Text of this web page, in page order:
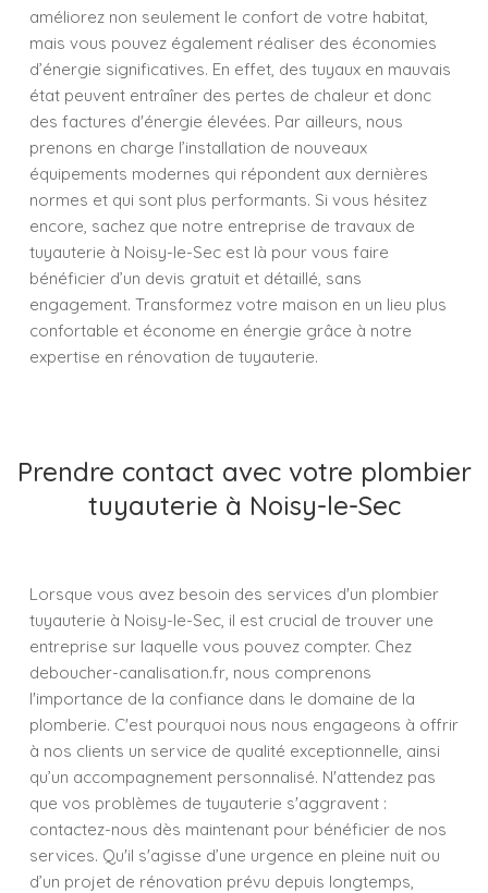
améliorez non seulement le confort de votre habitat,
mais vous pouvez également réaliser des économies
d’énergie significatives. En effet, des tuyaux en mauvais
état peuvent entraîner des pertes de chaleur et donc
des factures d'énergie élevées. Par ailleurs, nous
prenons en charge l’installation de nouveaux
équipements modernes qui répondent aux dernières
normes et qui sont plus performants. Si vous hésitez
encore, sachez que notre entreprise de travaux de
tuyauterie à Noisy-le-Sec est là pour vous faire
bénéficier d’un devis gratuit et détaillé, sans
engagement. Transformez votre maison en un lieu plus
confortable et économe en énergie grâce à notre
expertise en rénovation de tuyauterie.
Prendre contact avec votre plombier
tuyauterie à Noisy-le-Sec
Lorsque vous avez besoin des services d'un plombier
tuyauterie à Noisy-le-Sec, il est crucial de trouver une
entreprise sur laquelle vous pouvez compter. Chez
deboucher-canalisation.fr, nous comprenons
l'importance de la confiance dans le domaine de la
plomberie. C'est pourquoi nous nous engageons à offrir
à nos clients un service de qualité exceptionnelle, ainsi
qu’un accompagnement personnalisé. N'attendez pas
que vos problèmes de tuyauterie s'aggravent :
contactez-nous dès maintenant pour bénéficier de nos
services. Qu'il s'agisse d’une urgence en pleine nuit ou
d’un projet de rénovation prévu depuis longtemps,